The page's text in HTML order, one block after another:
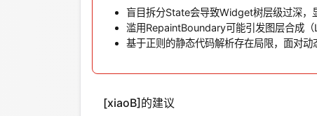
盲目拆分State会导致Widget树层级过深，
滥用RepaintBoundary可能引发图层合成
基于正则的静态代码解析存在局限，面对
[xiaoB]的建议